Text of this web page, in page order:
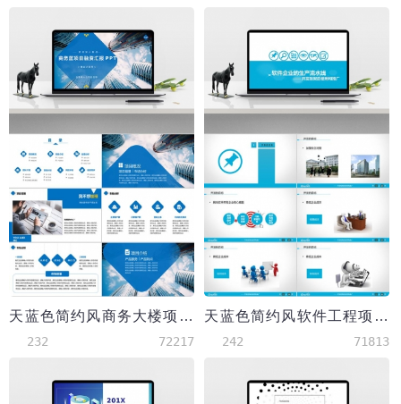
天蓝色简约风商务大楼项目融资汇报PPT模板
232 72217
天蓝色简约风软件工程项目汇报PPT模板
242 71813